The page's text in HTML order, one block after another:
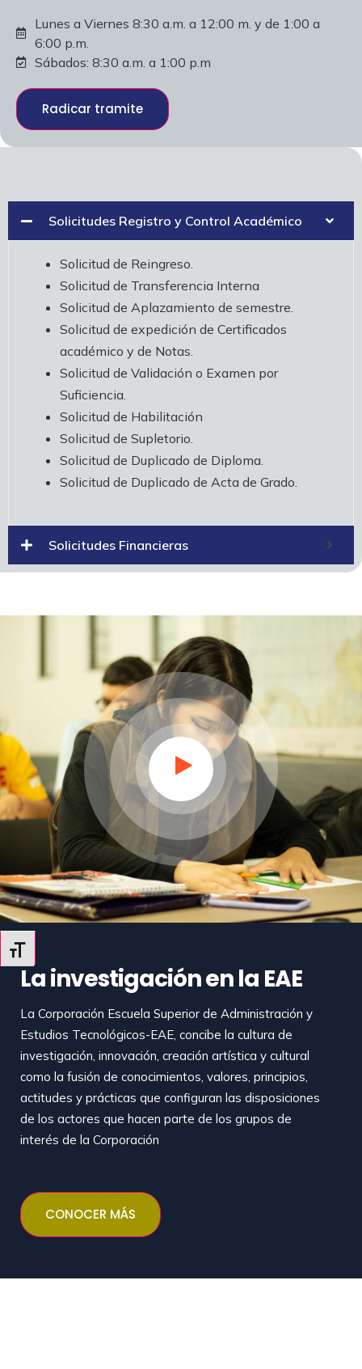
Alternar tamaño de letra
Lunes a Viernes 8:30 a.m. a 12:00 m. y de 1:00 a
6:00 p.m.
Sábados: 8:30 a.m. a 1:00 p.m
Radicar tramite
Solicitudes Registro y Control Académico
Solicitud de Reingreso.
Solicitud de Transferencia Interna
Solicitud de Aplazamiento de semestre.
Solicitud de expedición de Certificados
académico y de Notas.
Solicitud de Validación o Examen por
Suficiencia.
Solicitud de Habilitación
Solicitud de Supletorio.
Solicitud de Duplicado de Diploma.
Solicitud de Duplicado de Acta de Grado.
Solicitudes Financieras
La investigación en la EAE
La Corporación Escuela Superior de Administración y
Estudios Tecnológicos-EAE, concibe la cultura de
investigación, innovación, creación artística y cultural
como la fusión de conocimientos, valores, principios,
actitudes y prácticas que configuran las disposiciones
de los actores que hacen parte de los grupos de
interés de la Corporación
CONOCER MÁS